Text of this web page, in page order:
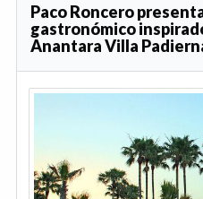
Paco Roncero
gastronómico
Anantara Villa